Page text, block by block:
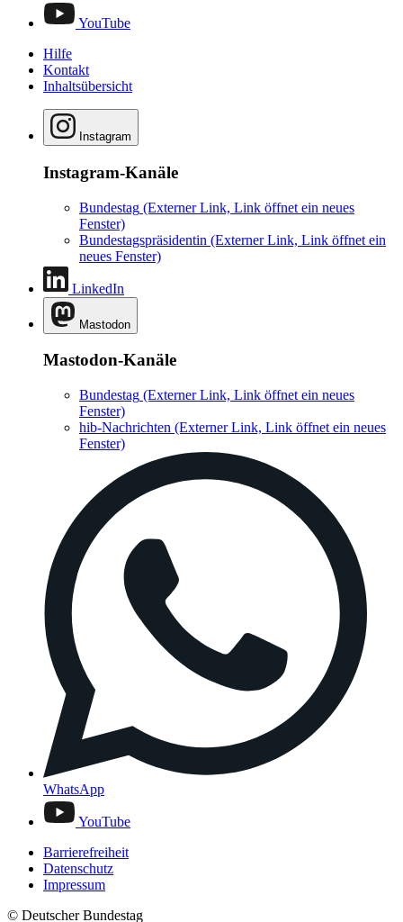
YouTube
Hilfe
Kontakt
Inhaltsübersicht
Instagram
Instagram-Kanäle
Bundestag (Externer Link, Link öffnet ein neues
Fenster)
Bundestagspräsidentin (Externer Link, Link öffnet ein
neues Fenster)
LinkedIn
Mastodon
Mastodon-Kanäle
Bundestag (Externer Link, Link öffnet ein neues
Fenster)
hib-Nachrichten (Externer Link, Link öffnet ein neues
Fenster)
WhatsApp
YouTube
Barrierefreiheit
Datenschutz
Impressum
© Deutscher Bundestag